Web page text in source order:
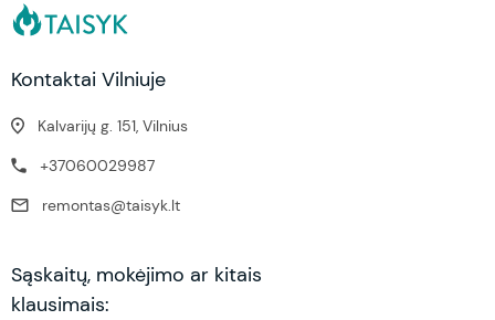
Kontaktai Vilniuje
Kalvarijų g. 151, Vilnius
+37060029987
remontas@taisyk.lt
Sąskaitų, mokėjimo ar kitais
klausimais: